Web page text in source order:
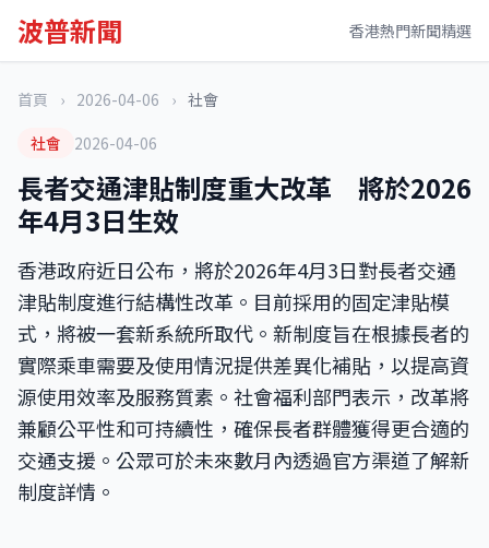
波普新聞 香港熱門新聞精選
首頁 › 2026-04-06 › 社會
社會
2026-04-06
長者交通津貼制度重大改革 將於2026
年4月3日生效
香港政府近日公布，將於2026年4月3日對長者交通
津貼制度進行結構性改革。目前採用的固定津貼模
式，將被一套新系統所取代。新制度旨在根據長者的
實際乘車需要及使用情況提供差異化補貼，以提高資
源使用效率及服務質素。社會福利部門表示，改革將
兼顧公平性和可持續性，確保長者群體獲得更合適的
交通支援。公眾可於未來數月內透過官方渠道了解新
制度詳情。